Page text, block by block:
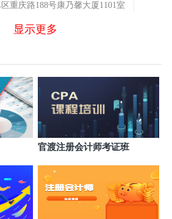
重庆路188号康乃馨大厦1101室
育培训学校
西安大路1077号金都中心16层
显示更多
官渡注册会计师考证班